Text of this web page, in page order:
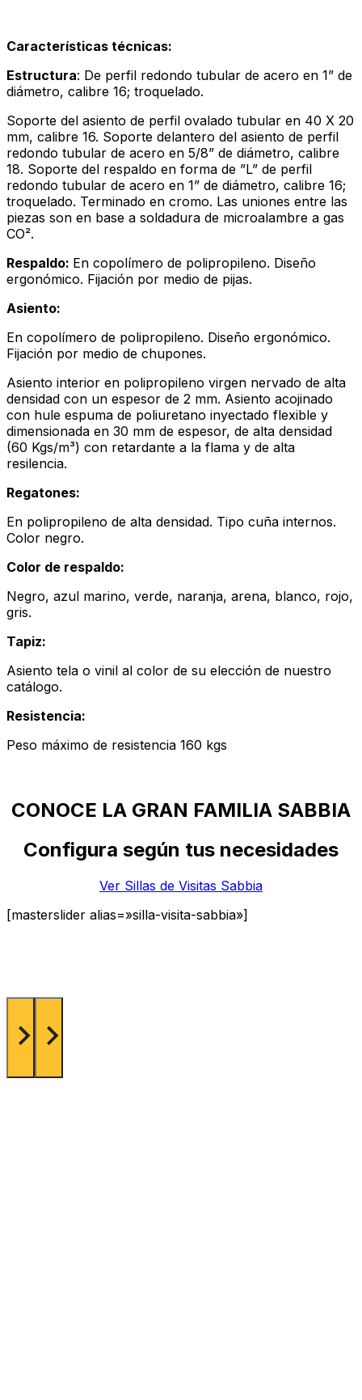
Características técnicas:
Estructura: De perfil redondo tubular de acero en 1” de
diámetro, calibre 16; troquelado.
Soporte del asiento de perfil ovalado tubular en 40 X 20
mm, calibre 16. Soporte delantero del asiento de perfil
redondo tubular de acero en 5/8” de diámetro, calibre
18. Soporte del respaldo en forma de ”L” de perfil
redondo tubular de acero en 1” de diámetro, calibre 16;
troquelado. Terminado en cromo. Las uniones entre las
piezas son en base a soldadura de microalambre a gas
CO².
Respaldo: En copolímero de polipropileno. Diseño
ergonómico. Fijación por medio de pijas.
Asiento:
En copolímero de polipropileno. Diseño ergonómico.
Fijación por medio de chupones.
Asiento interior en polipropileno virgen nervado de alta
densidad con un espesor de 2 mm. Asiento acojinado
con hule espuma de poliuretano inyectado flexible y
dimensionada en 30 mm de espesor, de alta densidad
(60 Kgs/m³) con retardante a la flama y de alta
resilencia.
Regatones:
En polipropileno de alta densidad. Tipo cuña internos.
Color negro.
Color de respaldo:
Negro, azul marino, verde, naranja, arena, blanco, rojo,
gris.
Tapiz:
Asiento tela o vinil al color de su elección de nuestro
catálogo.
Resistencia:
Peso máximo de resistencia 160 kgs
CONOCE LA GRAN FAMILIA SABBIA
Configura según tus necesidades
Ver Sillas de Visitas Sabbia
[masterslider alias=»silla-visita-sabbia»]